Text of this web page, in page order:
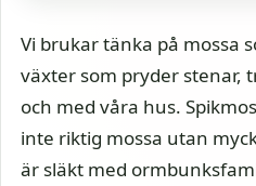
Vi brukar tänka på mossa
växter som pryder stenar,
och med våra hus.
inte riktig mossa utan
är släkt med